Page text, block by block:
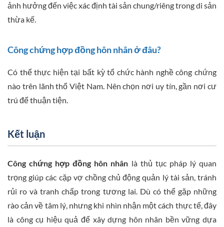
ảnh hưởng đến việc xác định tài sản chung/riêng trong di sản
thừa kế.
Công chứng hợp đồng hôn nhân ở đâu?
Có thể thực hiện tại bất kỳ tổ chức hành nghề công chứng
nào trên lãnh thổ Việt Nam. Nên chọn nơi uy tín, gần nơi cư
trú để thuận tiện.
Kết luận
Công chứng hợp đồng hôn nhân là thủ tục pháp lý quan
trọng giúp các cặp vợ chồng chủ động quản lý tài sản, tránh
rủi ro và tranh chấp trong tương lai. Dù có thể gặp những
rào cản về tâm lý, nhưng khi nhìn nhận một cách thực tế, đây
là công cụ hiệu quả để xây dựng hôn nhân bền vững dựa